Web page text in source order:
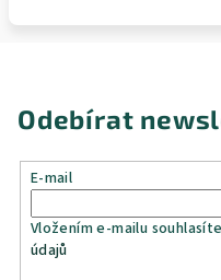
Odebírat
E-mail
Vložením e-mailu
údajů